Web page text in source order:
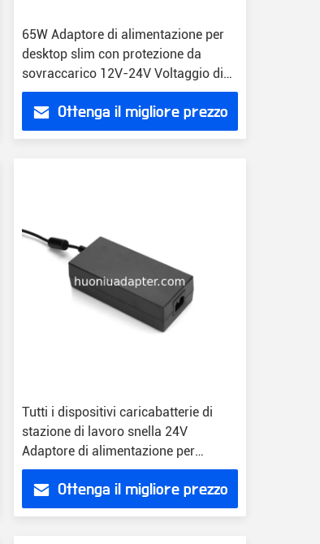
65W Adaptore di alimentazione per
desktop slim con protezione da
sovraccarico 12V-24V Voltaggio di
uscita Compatibilità universale
Ottenga il migliore prezzo
Tutti i dispositivi caricabatterie di
stazione di lavoro snella 24V
Adaptore di alimentazione per
desktop 65W
Ottenga il migliore prezzo